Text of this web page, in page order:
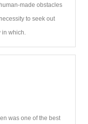
made obstacles
to seek out
in which.
was one of the best